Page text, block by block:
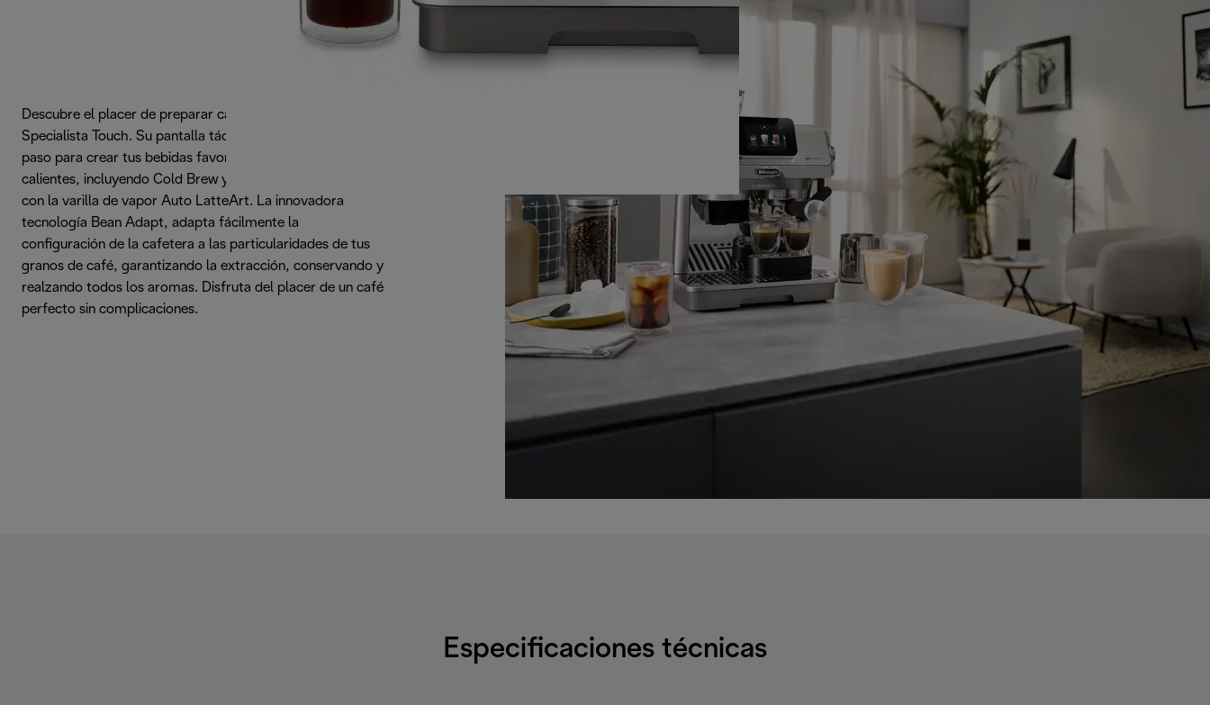
Descubre el placer de preparar café en casa con La
Specialista Touch. Su pantalla táctil intuitiva te guía paso a
paso para crear tus bebidas favoritas, tanto frías como
calientes, incluyendo Cold Brew y lattes muy cremosos,
con la varilla de vapor Auto LatteArt. La innovadora
tecnología Bean Adapt, adapta fácilmente la
configuración de la cafetera a las particularidades de tus
granos de café, garantizando la extracción, conservando y
realzando todos los aromas. Disfruta del placer de un café
perfecto sin complicaciones.
Especificaciones técnicas